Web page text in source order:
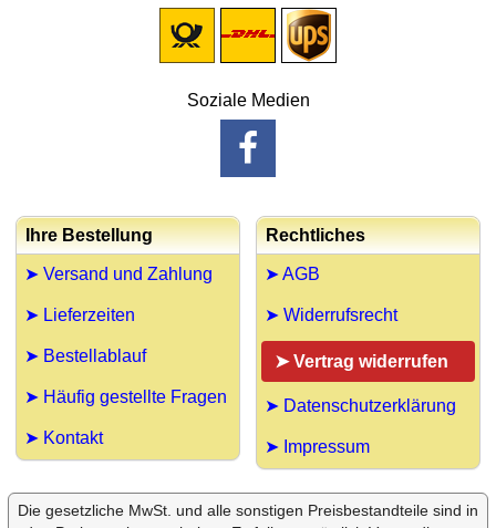
Soziale Medien
Ihre Bestellung
➤ Versand und Zahlung
➤ Lieferzeiten
➤ Bestellablauf
➤ Häufig gestellte Fragen
➤ Kontakt
Rechtliches
➤ AGB
➤ Widerrufsrecht
➤ Vertrag widerrufen
➤ Datenschutzerklärung
➤ Impressum
Die gesetzliche MwSt. und alle sonstigen Preisbestandteile sind in